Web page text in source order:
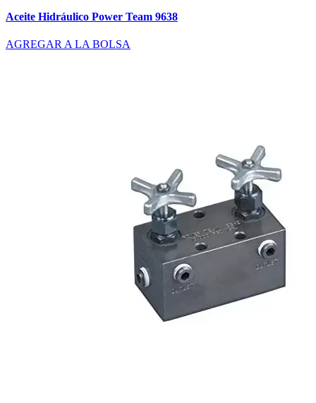
Aceite Hidráulico Power Team 9638
AGREGAR A LA BOLSA